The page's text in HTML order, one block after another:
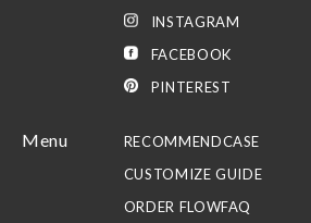
INSTAGRAM
FACEBOOK
PINTEREST
Menu RECOMMENDCASE
CUSTOMIZE GUIDE
ORDER FLOWFAQ